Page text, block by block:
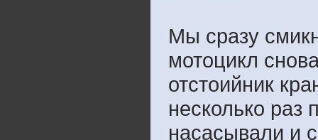
Мы сразу
мотоцикл
отстоийник
несколько раз
насасывали и